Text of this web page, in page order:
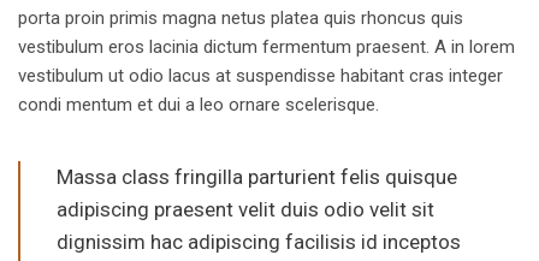
porta proin primis magna netus platea quis rhoncus quis
vestibulum eros lacinia dictum fermentum praesent. A in lorem
vestibulum ut odio lacus at suspendisse habitant cras integer
condi mentum et dui a leo ornare scelerisque.
Massa class fringilla parturient felis quisque
adipiscing praesent velit duis odio velit sit
dignissim hac adipiscing facilisis id inceptos